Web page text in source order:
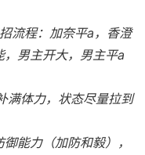
流程：加奈平a，香澄
男主开大，男主平a
满体力，状态尽量拉到
能力（加防和毅），